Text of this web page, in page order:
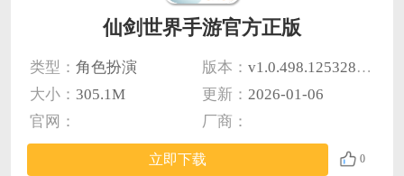
仙剑世界手游官方正版
类型： 角色扮演 版本： v1.0.498.1253281 安卓版
大小： 305.1M 更新： 2026-01-06
官网：
厂商：
立即下载 0